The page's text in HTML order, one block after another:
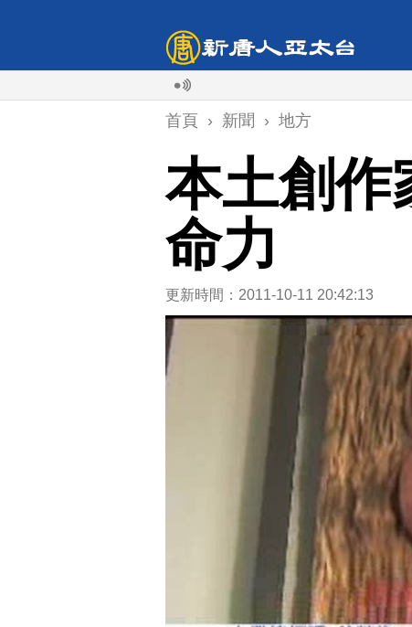
首頁 › 新聞 › 地方
本土創作
命力
更新時間：2011-10-11 20:42:13